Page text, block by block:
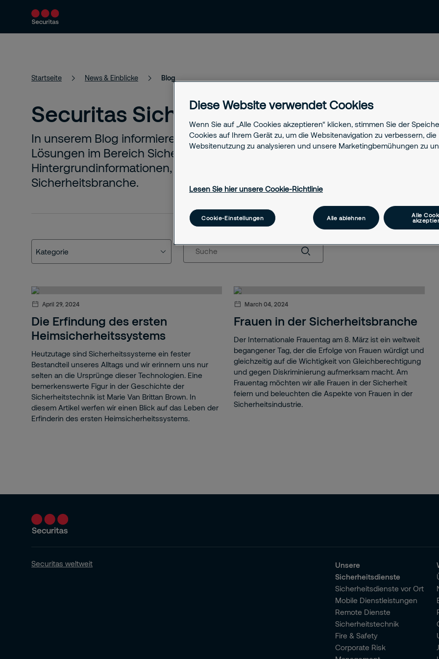
Produkte & Services Sicherheitslösungen News & Einblicke Kontakt & Support
Startseite News & Einblicke Blog
Securitas Sicherheitsdienst: Blog
In unserem Blog informieren wir über Trends, neue Technologien und
Lösungen im Bereich Sicherheit. Zudem finden Sie hier spannende
Hintergrundinformationen, Tipps und Beiträge zu aktuellen Themen der
Sicherheitsbranche.
Kategorie
Kategorie
Praxisbeispiel
Sicherheitstechnik
Nachhaltigkeit
Public Affairs
Suche
April 29, 2024
Die Erfindung des ersten
Heimsicherheitssystems
Heutzutage sind Sicherheitssysteme ein fester
Bestandteil unseres Alltags und wir erinnern uns nur
selten an die Ursprünge dieser Technologien. Eine
bemerkenswerte Figur in der Geschichte der
Sicherheitstechnik ist Marie Van Brittan Brown. In
diesem Artikel werfen wir einen Blick auf das Leben der
Erfinderin des ersten Heimsicherheitssystems.
March 04, 2024
Frauen in der Sicherheitsbranche
Der Internationale Frauentag am 8. März ist ein weltweit
begangener Tag, der die Erfolge von Frauen würdigt und
gleichzeitig auf die Wichtigkeit von Gleichberechtigung
und gegen Diskriminierung aufmerksam macht. Am
Frauentag möchten wir alle Frauen in der Sicherheit
feiern und beleuchten die Aspekte von Frauen in der
Sicherheitsindustrie.
Securitas weltweit
Unsere
Sicherheitsdienste
Sicherheitsdienste vor Ort
Mobile Dienstleistungen
Remote Dienste
Sicherheitstechnik
Fire & Safety
Corporate Risk
Diese Website verwendet Cookies
Wenn Sie auf „Alle Cookies akzeptieren“ klicken, stimmen Sie der
Cookies auf Ihrem Gerät zu, um die Websitenavigation zu verbessern, die
Websitenutzung zu analysieren und unsere Marketingbemühungen zu
Lesen Sie hier unsere Cookie-Richtlinie
Cookie-Einstellungen Alle ablehnen
Alle